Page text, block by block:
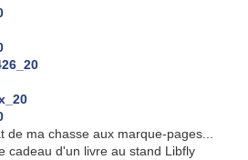
de ma chasse aux marque-pages...
cadeau d'un livre au stand Libfly